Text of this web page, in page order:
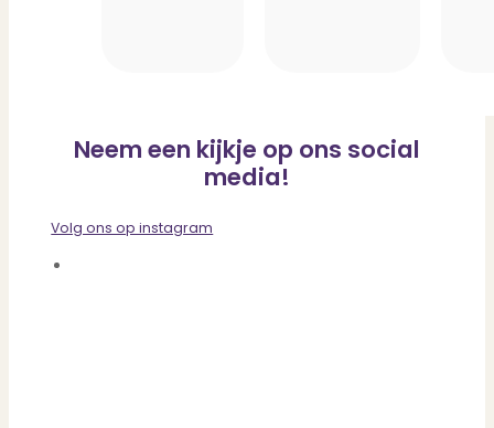
Neem een kijkje op ons social
media!
Volg ons op instagram